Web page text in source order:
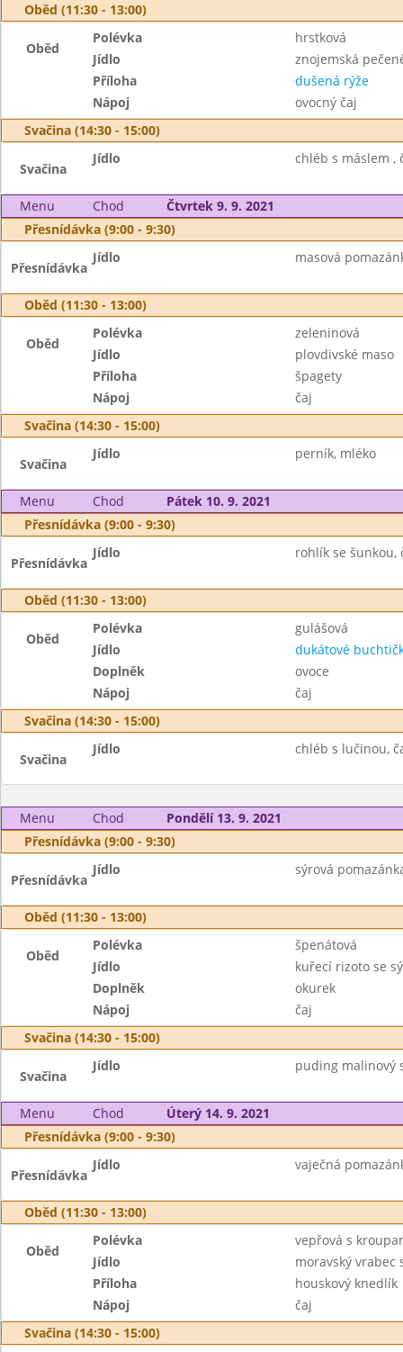
Oběd (11:30 - 13:00)
Oběd
Polévka
hrstková
Jídlo
znojemská
Příloha
dušená rýže
Nápoj
ovocný čaj
Svačina (14:30 - 15:00)
Svačina
Jídlo chléb s máslem ,
Menu Chod
Čtvrtek 9. 9. 2021
Přesnídávka (9:00 - 9:30)
Přesnídávka
Jídlo masová
Oběd (11:30 - 13:00)
Oběd
Polévka
zeleninová
Jídlo
plovdivské maso
Příloha
špagety
Nápoj
čaj
Svačina (14:30 - 15:00)
Svačina
Jídlo perník, mléko
Menu Chod
Pátek 10. 9. 2021
Přesnídávka (9:00 - 9:30)
Přesnídávka
Jídlo rohlík se šunkou,
Oběd (11:30 - 13:00)
Oběd
Polévka
gulášová
Jídlo
dukátové
Doplněk
ovoce
Nápoj
čaj
Svačina (14:30 - 15:00)
Svačina
Jídlo chléb s lučinou,
Menu Chod
Pondělí 13. 9. 2021
Přesnídávka (9:00 - 9:30)
Přesnídávka
Jídlo sýrová
Oběd (11:30 - 13:00)
Oběd
Polévka
špenátová
Jídlo
kuřecí rizoto se
Doplněk
okurek
Nápoj
čaj
Svačina (14:30 - 15:00)
Svačina
Jídlo puding malinový
Menu Chod
Úterý 14. 9. 2021
Přesnídávka (9:00 - 9:30)
Přesnídávka
Jídlo vaječná
Oběd (11:30 - 13:00)
Oběd
Polévka
vepřová s
Jídlo
moravský vrabec
Příloha
houskový knedlík
Nápoj
čaj
Svačina (14:30 - 15:00)